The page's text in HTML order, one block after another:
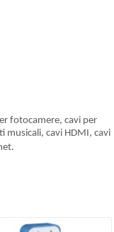
fotocamere, cavi per
musicali, cavi HDMI, cavi